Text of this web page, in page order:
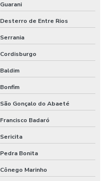
Guarani
Desterro de Entre Rios
Serrania
Cordisburgo
Baldim
Bonfim
São Gonçalo do Abaeté
Francisco Badaró
Sericita
Pedra Bonita
Cônego Marinho